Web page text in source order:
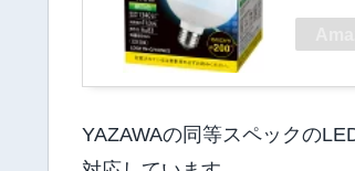
YAZAWAの同等スペックの